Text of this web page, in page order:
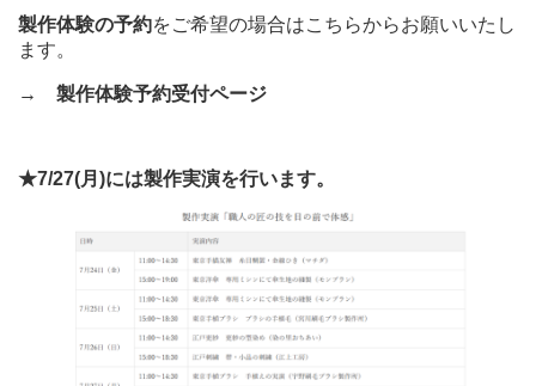
製作体験の予約をご希望の場合はこちらからお願いいたし
ます。
→ 製作体験予約受付ページ
★7/27(月)には製作実演を行います。